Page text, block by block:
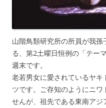
山階鳥類研究所の所員が我
る、第2土曜日恒例の「テー
週末です。
老若男女に愛されているヤ
ツです。ご存知のようにニ
せんが、祖先である東南ア